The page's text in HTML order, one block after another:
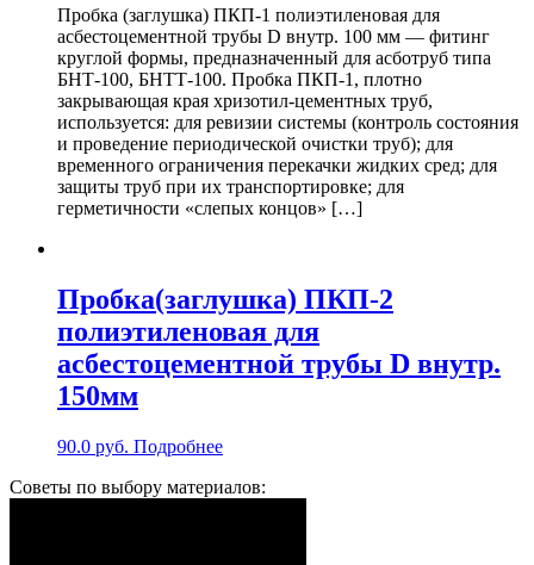
Пробка (заглушка) ПКП-1 полиэтиленовая для
асбестоцементной трубы D внутр. 100 мм — фитинг
круглой формы, предназначенный для асботруб типа
БНТ-100, БНТТ-100. Пробка ПКП-1, плотно
закрывающая края хризотил-цементных труб,
используется: для ревизии системы (контроль состояния
и проведение периодической очистки труб); для
временного ограничения перекачки жидких сред; для
защиты труб при их транспортировке; для
герметичности «слепых концов» […]
Пробка(заглушка) ПКП-2
полиэтиленовая для
асбестоцементной трубы D внутр.
150мм
90.0 руб. Подробнее
Советы по выбору материалов: